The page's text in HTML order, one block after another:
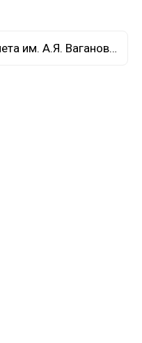
Академия Русского балета им. А.Я. Вагановой